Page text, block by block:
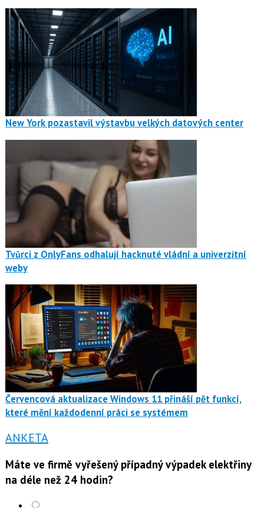
New York pozastavil výstavbu velkých datových center
Tvůrci z OnlyFans odhalují hacknuté vládní a univerzitní
weby
Červencová aktualizace Windows 11 přináší pět funkcí,
které mění každodenní práci se systémem
ANKETA
Máte ve firmě vyřešený případný výpadek elektřiny
na déle než 24 hodin?